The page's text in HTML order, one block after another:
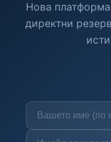
Нова
директни